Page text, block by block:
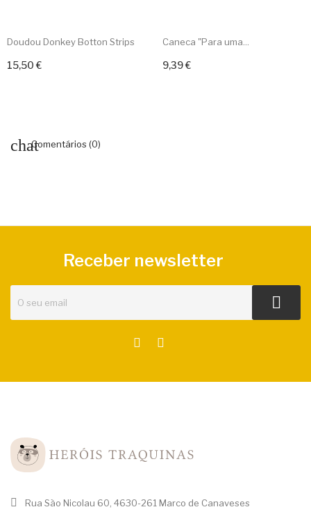
Doudou Donkey Botton Strips
15,50 €Adicionar ao carrinho
Caneca "Para uma...
9,39 €Adicionar ao carrinho
Comentários (0)
Receber newsletter
Rua São Nicolau 60, 4630-261 Marco de Canaveses